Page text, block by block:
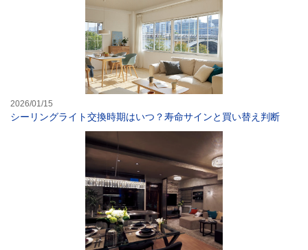
2026/01/15
シーリングライト交換時期はいつ？寿命サインと買い替え判断